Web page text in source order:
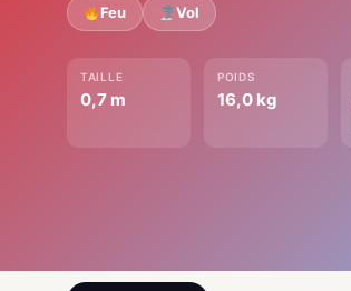
Feu Vol
TAILLE
0,7 m
POIDS
16,0 kg